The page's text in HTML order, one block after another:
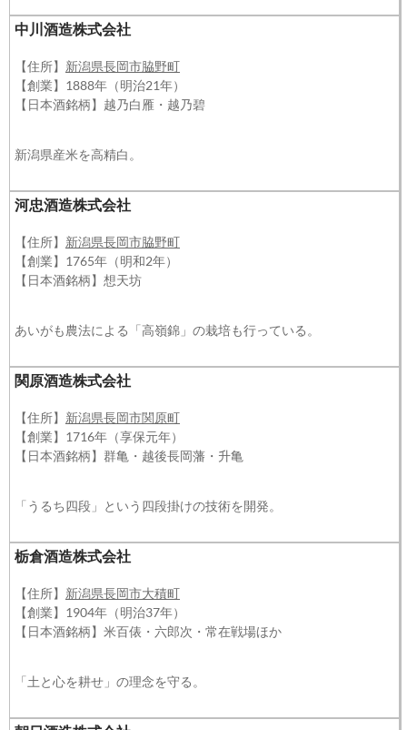
中川酒造株式会社
【住所】 新潟県長岡市脇野町
【創業】1888年（明治21年）
【日本酒銘柄】越乃白雁・越乃碧
新潟県産米を高精白。
河忠酒造株式会社
【住所】 新潟県長岡市脇野町
【創業】1765年（明和2年）
【日本酒銘柄】想天坊
あいがも農法による「高嶺錦」の栽培も行っている。
関原酒造株式会社
【住所】 新潟県長岡市関原町
【創業】1716年（享保元年）
【日本酒銘柄】群亀・越後長岡藩・升亀
「うるち四段」という四段掛けの技術を開発。
栃倉酒造株式会社
【住所】 新潟県長岡市大積町
【創業】1904年（明治37年）
【日本酒銘柄】米百俵・六郎次・常在戦場ほか
「土と心を耕せ」の理念を守る。